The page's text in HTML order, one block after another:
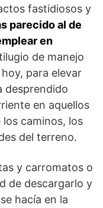
fastidiosos y
parecido al de
en
de manejo
para elevar
desprendido
en aquellos
caminos, los
del terreno.
y carromatos o
de descargarlo y
hacía en la